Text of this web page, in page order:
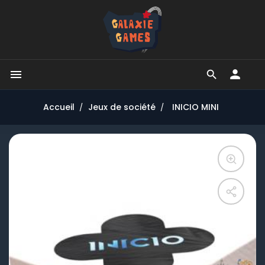


Accueil Jeux de société INICIO MINI